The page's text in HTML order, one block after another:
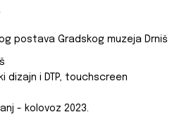
postava Gradskog muzeja Drniš
dizajn i DTP, touchscreen
- kolovoz 2023.